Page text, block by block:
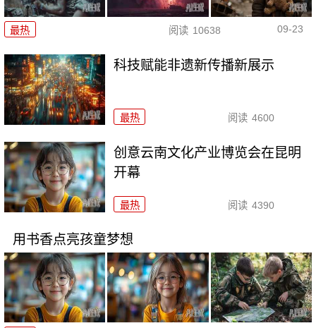
最热 阅读 10638 09-23
科技赋能非遗新传播新展示
最热 阅读 4600
创意云南文化产业博览会在昆明
开幕
最热 阅读 4390
用书香点亮孩童梦想